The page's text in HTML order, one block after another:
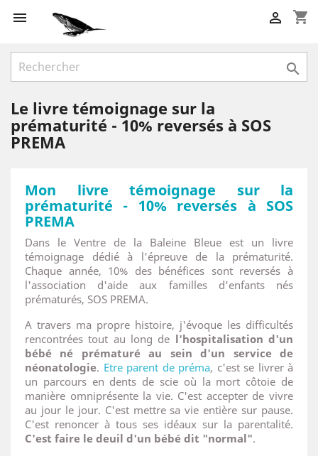
 shopping_cart


Le livre témoignage sur la
prématurité - 10% reversés à SOS
PREMA
Mon livre témoignage sur la
prématurité - 10% reversés à SOS
PREMA
Dans le Ventre de la Baleine Bleue est un livre
témoignage dédié à l'épreuve de la prématurité.
Chaque année, 10% des bénéfices sont reversés à
l'association d'aide aux familles d'enfants nés
prématurés, SOS PREMA.
A travers ma propre histoire, j'évoque les difficultés
rencontrées tout au long de l'hospitalisation d'un
bébé né prématuré au sein d'un service de
néonatologie. Etre parent de préma, c'est se livrer à
un parcours en dents de scie où la mort côtoie de
manière omniprésente la vie. C'est accepter de vivre
au jour le jour. C'est mettre sa vie entière sur pause.
C'est renoncer à tous ses idéaux sur la parentalité.
C'est faire le deuil d'un bébé dit "normal".